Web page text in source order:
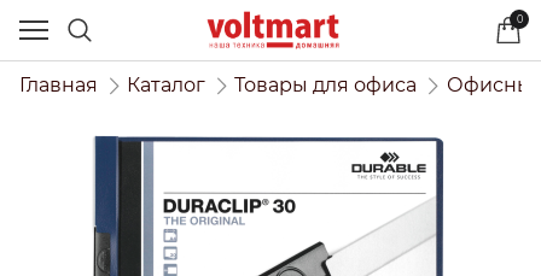
0
Главная Каталог Товары для офиса